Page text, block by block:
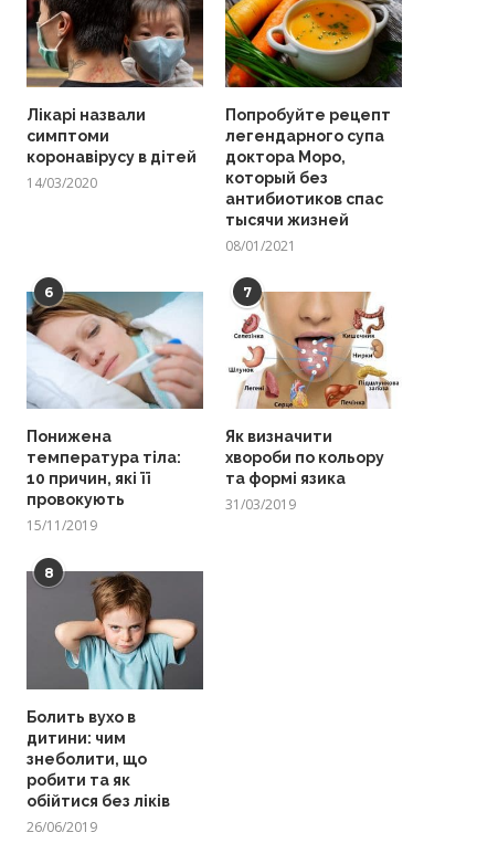
Лікарі назвали
симптоми
коронавірусу в дітей
14/03/2020
Попробуйте рецепт
легендарного супа
доктора Моро,
который без
антибиотиков спас
тысячи жизней
08/01/2021
6
Понижена
температура тіла:
10 причин, які її
провокують
15/11/2019
7
Як визначити
хвороби по кольору
та формі язика
31/03/2019
8
Болить вухо в
дитини: чим
знеболити, що
робити та як
обійтися без ліків
26/06/2019